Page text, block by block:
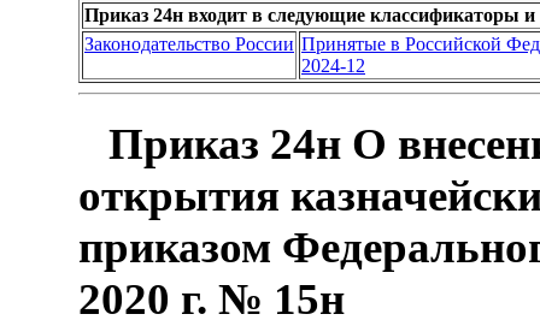
Приказ 24н входит в следующие классификаторы и
Законодательство России Принятые в Российской
2024-12
Приказ 24н О
открытия
приказом
2020 г. № 15н